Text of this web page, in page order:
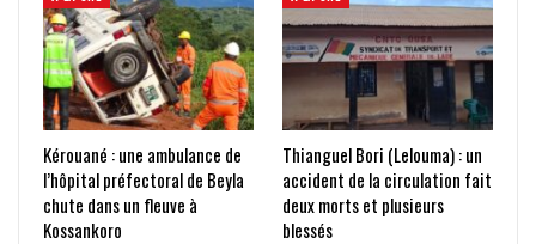
Kérouané : une ambulance de
l’hôpital préfectoral de Beyla
chute dans un fleuve à
Kossankoro
Thianguel Bori (Lelouma) : un
accident de la circulation fait
deux morts et plusieurs
blessés